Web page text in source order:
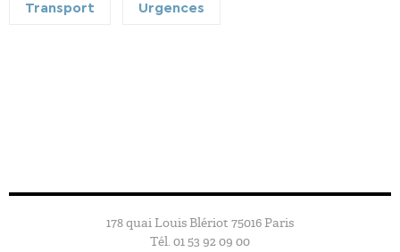
Transport Urgences
178 quai Louis Blériot 75016 Paris
Tél. 01 53 92 09 00